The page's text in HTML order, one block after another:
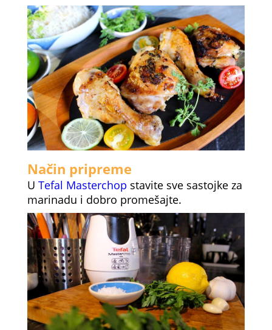
Način pripreme
U Tefal Masterchop stavite sve sastojke za
marinadu i dobro promešajte.